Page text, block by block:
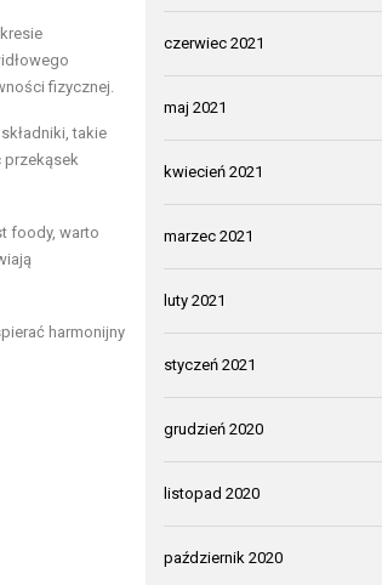
fizycznej.
takie
przekąsek
foody, warto
harmonijny
czerwiec 2021
maj 2021
kwiecień 2021
marzec 2021
luty 2021
styczeń 2021
grudzień 2020
listopad 2020
październik 2020